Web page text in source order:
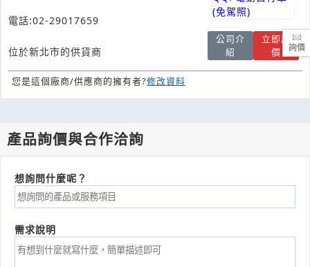
電話:02-29017659
位於新北市的供貨商
公司介
紹
立即詢
價
您是這個廠商/供應商的擁有者?修改資料
產品詢價與合作洽詢
想詢問什麼呢？
需求說明
詢價